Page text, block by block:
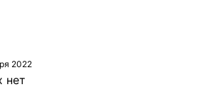
2022
нет